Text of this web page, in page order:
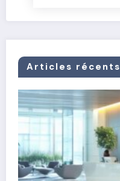
Articles récents